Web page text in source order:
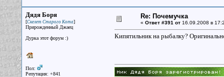
Дядя Боря
[Скелет Старого Кота]
Прирожденный Джаец
Дурка этот форум :)
Пол:
Репутация: +841
Re: Почемучка
« Ответ #391 от16.09.2008 в
Кипятильник на рыбалку?